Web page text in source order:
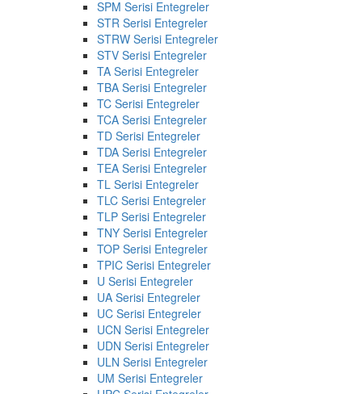
SPM Serisi Entegreler
STR Serisi Entegreler
STRW Serisi Entegreler
STV Serisi Entegreler
TA Serisi Entegreler
TBA Serisi Entegreler
TC Serisi Entegreler
TCA Serisi Entegreler
TD Serisi Entegreler
TDA Serisi Entegreler
TEA Serisi Entegreler
TL Serisi Entegreler
TLC Serisi Entegreler
TLP Serisi Entegreler
TNY Serisi Entegreler
TOP Serisi Entegreler
TPIC Serisi Entegreler
U Serisi Entegreler
UA Serisi Entegreler
UC Serisi Entegreler
UCN Serisi Entegreler
UDN Serisi Entegreler
ULN Serisi Entegreler
UM Serisi Entegreler